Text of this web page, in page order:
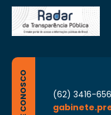
FALE CONOSCO
(62) 3416-